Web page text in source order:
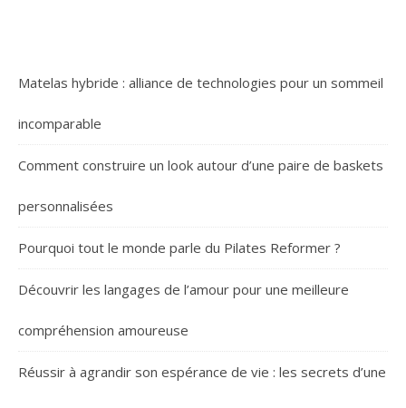
Matelas hybride : alliance de technologies pour un sommeil
incomparable
Comment construire un look autour d’une paire de baskets
personnalisées
Pourquoi tout le monde parle du Pilates Reformer ?
Découvrir les langages de l’amour pour une meilleure
compréhension amoureuse
Réussir à agrandir son espérance de vie : les secrets d’une